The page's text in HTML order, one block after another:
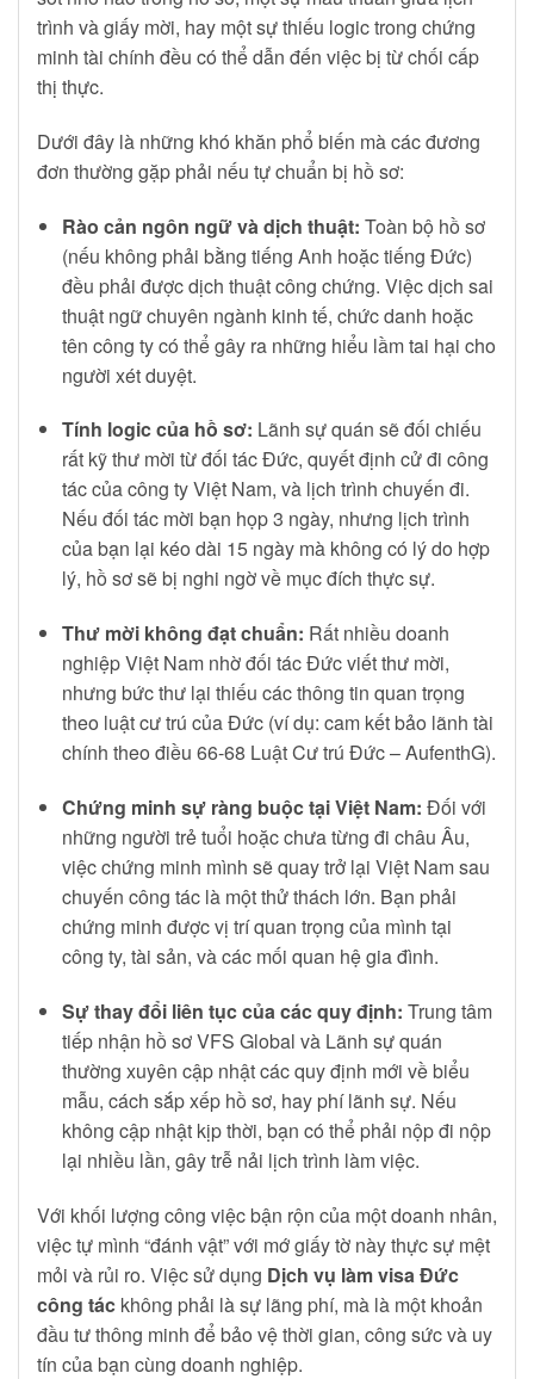
trình và giấy mời, hay một sự thiếu logic trong chứng
minh tài chính đều có thể dẫn đến việc bị từ chối cấp
thị thực.
Dưới đây là những khó khăn phổ biến mà các đương
đơn thường gặp phải nếu tự chuẩn bị hồ sơ:
Rào cản ngôn ngữ và dịch thuật: Toàn bộ hồ sơ
(nếu không phải bằng tiếng Anh hoặc tiếng Đức)
đều phải được dịch thuật công chứng. Việc dịch sai
thuật ngữ chuyên ngành kinh tế, chức danh hoặc
tên công ty có thể gây ra những hiểu lầm tai hại cho
người xét duyệt.
Tính logic của hồ sơ: Lãnh sự quán sẽ đối chiếu
rất kỹ thư mời từ đối tác Đức, quyết định cử đi công
tác của công ty Việt Nam, và lịch trình chuyến đi.
Nếu đối tác mời bạn họp 3 ngày, nhưng lịch trình
của bạn lại kéo dài 15 ngày mà không có lý do hợp
lý, hồ sơ sẽ bị nghi ngờ về mục đích thực sự.
Thư mời không đạt chuẩn: Rất nhiều doanh
nghiệp Việt Nam nhờ đối tác Đức viết thư mời,
nhưng bức thư lại thiếu các thông tin quan trọng
theo luật cư trú của Đức (ví dụ: cam kết bảo lãnh tài
chính theo điều 66-68 Luật Cư trú Đức – AufenthG).
Chứng minh sự ràng buộc tại Việt Nam: Đối với
những người trẻ tuổi hoặc chưa từng đi châu Âu,
việc chứng minh mình sẽ quay trở lại Việt Nam sau
chuyến công tác là một thử thách lớn. Bạn phải
chứng minh được vị trí quan trọng của mình tại
công ty, tài sản, và các mối quan hệ gia đình.
Sự thay đổi liên tục của các quy định: Trung tâm
tiếp nhận hồ sơ VFS Global và Lãnh sự quán
thường xuyên cập nhật các quy định mới về biểu
mẫu, cách sắp xếp hồ sơ, hay phí lãnh sự. Nếu
không cập nhật kịp thời, bạn có thể phải nộp đi nộp
lại nhiều lần, gây trễ nải lịch trình làm việc.
Với khối lượng công việc bận rộn của một doanh nhân,
việc tự mình “đánh vật” với mớ giấy tờ này thực sự mệt
mỏi và rủi ro. Việc sử dụng Dịch vụ làm visa Đức
công tác không phải là sự lãng phí, mà là một khoản
đầu tư thông minh để bảo vệ thời gian, công sức và uy
tín của bạn cùng doanh nghiệp.